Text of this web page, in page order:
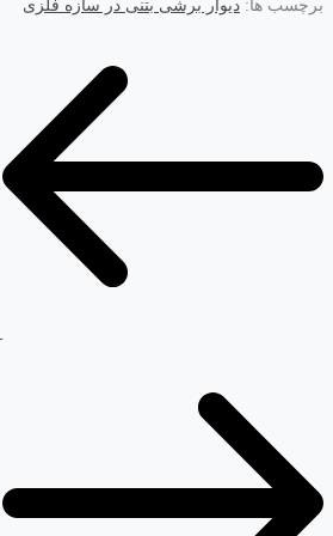
برچسب ها: دیوار برشی بتنی در سازه فلزی